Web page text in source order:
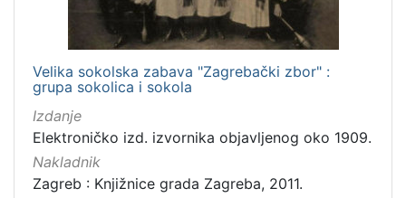
Zagreb
Velika sokolska zabava "Zagrebački zbor" :
grupa sokolica i sokola
Izdanje
Elektroničko izd. izvornika objavljenog oko 1909.
Nakladnik
Zagreb : Knjižnice grada Zagreba, 2011.